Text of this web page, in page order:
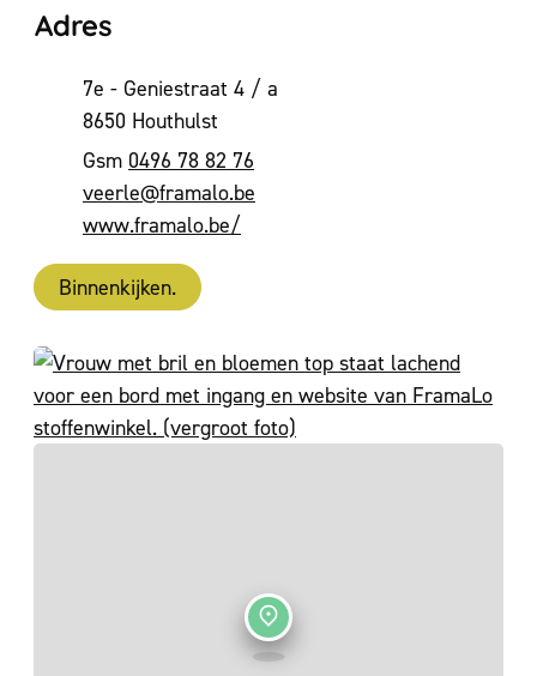
Adres
Adres7e - Geniestraat 4 / a
,8650 Houthulst
0496 78 82 76
E-mailveerle@framalo.be
Websitewww.framalo.be/
Binnenkijken.